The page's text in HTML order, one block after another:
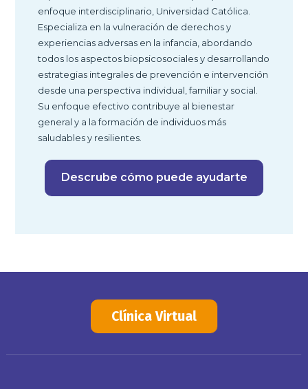
enfoque interdisciplinario, Universidad Católica.
Especializa en la vulneración de derechos y
experiencias adversas en la infancia, abordando
todos los aspectos biopsicosociales y desarrollando
estrategias integrales de prevención e intervención
desde una perspectiva individual, familiar y social.
Su enfoque efectivo contribuye al bienestar
general y a la formación de individuos más
saludables y resilientes.
Descrube cómo puede ayudarte
Clínica Virtual